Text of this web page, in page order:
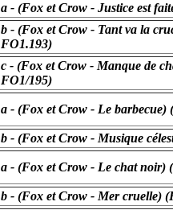
a - (Fox et Crow - Justice est
b - (Fox et Crow - Tant va la
FO1.193)
c - (Fox et Crow - Manque de
FO1/195)
a - (Fox et Crow - Le barbecue)
b - (Fox et Crow - Musique
a - (Fox et Crow - Le chat noir)
b - (Fox et Crow - Mer cruelle)